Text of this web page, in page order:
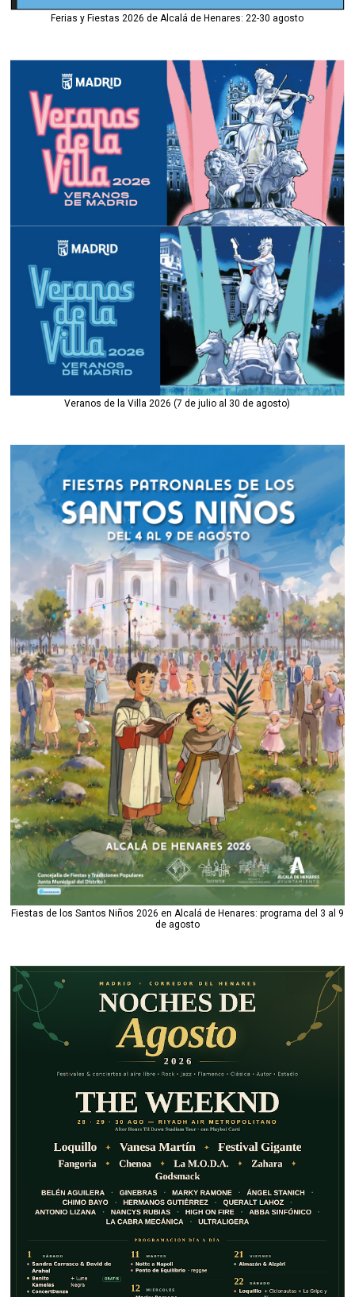
Ferias y Fiestas 2026 de Alcalá de Henares: 22-30 agosto
Veranos de la Villa 2026 (7 de julio al 30 de agosto)
Fiestas de los Santos Niños 2026 en Alcalá de Henares: programa del 3 al 9
de agosto